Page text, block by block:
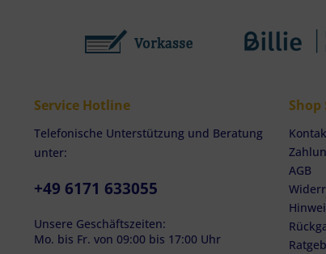
Service Hotline
Telefonische Unterstützung und Beratung
unter:
+49 6171 633055
Unsere Geschäftszeiten:
Mo. bis Fr. von 09:00 bis 17:00 Uhr
Shop
AGB